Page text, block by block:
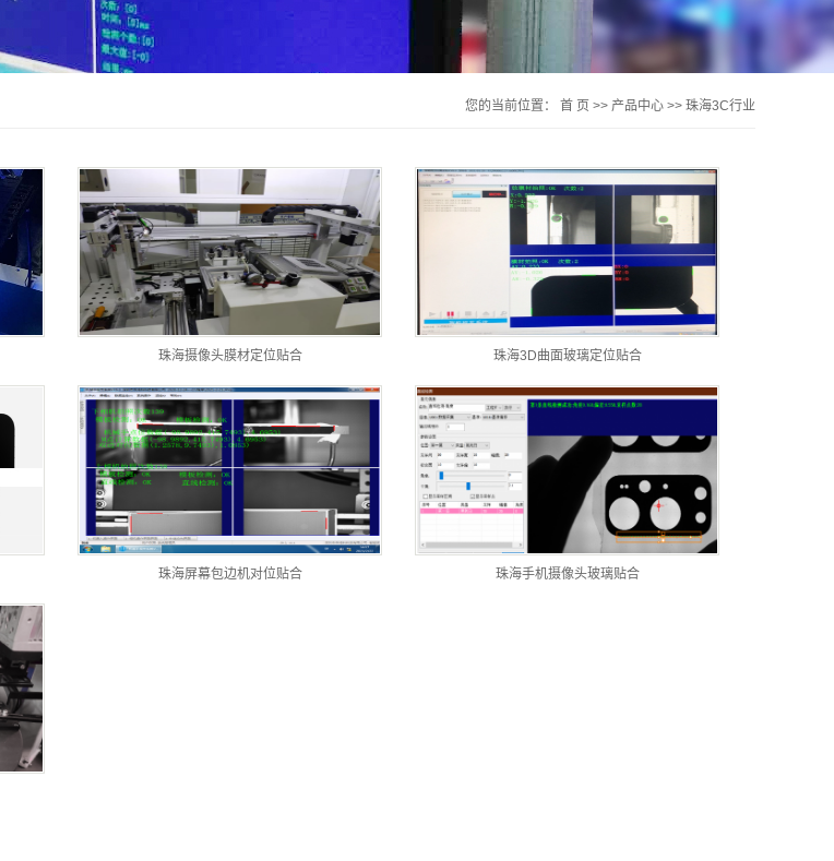
您的当前位置： 首 页 >> 产品中心 >> 珠海3C行业
珠海摄像头膜材定位贴合 珠海3D曲面玻璃定位贴合
珠海屏幕包边机对位贴合 珠海手机摄像头玻璃贴合